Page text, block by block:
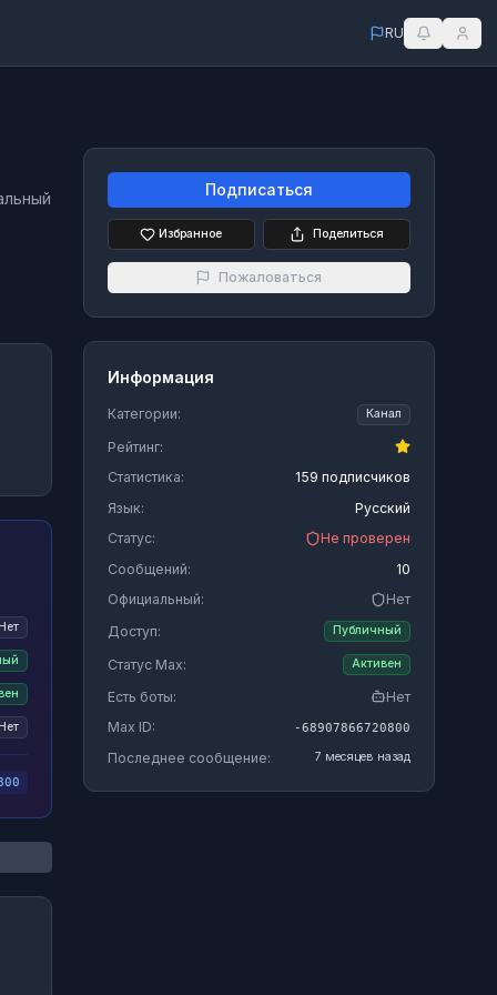
RU
Подписаться
Избранное Поделиться
Пожаловаться
Информация
Категории: Канал
Рейтинг:
Статистика:
159 подписчиков
Язык:
Русский
Статус:
Не проверен
Сообщений:
10
Официальный:
Нет
Доступ:
Публичный
Статус Max: Активен
Есть боты:
Нет
Max ID:
-68907866720800
Последнее сообщение: 7 месяцев назад